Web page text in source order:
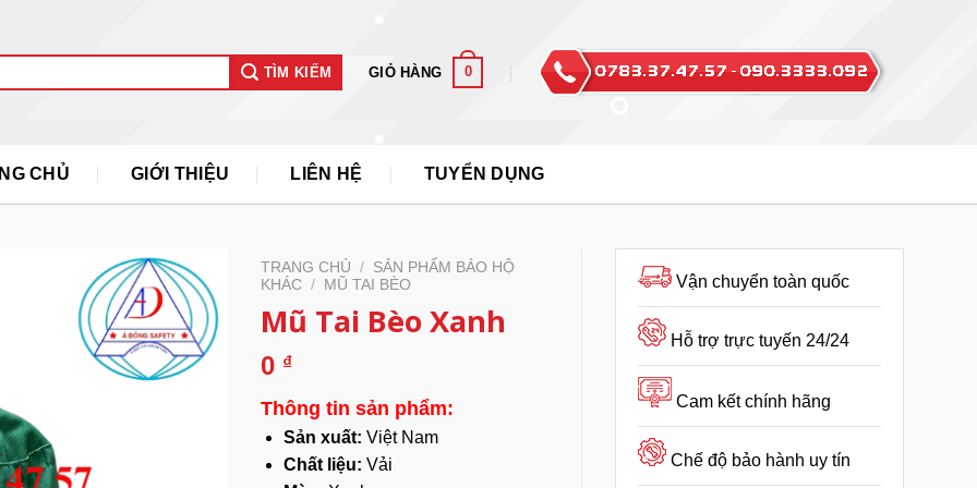
TÌM KIẾM GIỎ HÀNG 0
CHỦ GIỚI THIỆU LIÊN HỆ TUYỂN DỤNG
TRANG CHỦ / SẢN PHẨM BẢO HỘ
KHÁC / MŨ TAI BÈO
Mũ Tai Bèo Xanh
0 ₫
Thông tin sản phẩm:
Sản xuất: Việt Nam
Chất liệu: Vải
Vận chuyển toàn quốc
Hỗ trợ trực tuyến 24/24
Cam kết chính hãng
Chế độ bảo hành uy tín